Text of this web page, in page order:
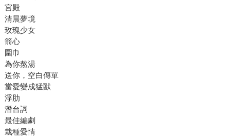
宮殿
清晨夢境
玫瑰少女
箭心
圍巾
為你熬湯
送你，空白傳單
當愛變成猛獸
浮肋
潛台詞
最佳編劇
栽種愛情